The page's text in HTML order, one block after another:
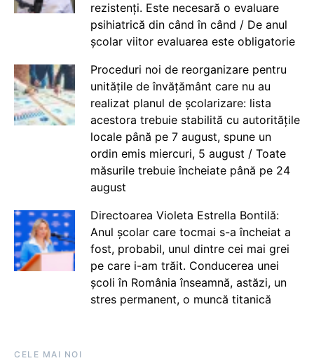
rezistenți. Este necesară o evaluare
psihiatrică din când în când / De anul
școlar viitor evaluarea este obligatorie
Proceduri noi de reorganizare pentru
unitățile de învățământ care nu au
realizat planul de școlarizare: lista
acestora trebuie stabilită cu autoritățile
locale până pe 7 august, spune un
ordin emis miercuri, 5 august / Toate
măsurile trebuie încheiate până pe 24
august
Directoarea Violeta Estrella Bontilă:
Anul școlar care tocmai s-a încheiat a
fost, probabil, unul dintre cei mai grei
pe care i-am trăit. Conducerea unei
școli în România înseamnă, astăzi, un
stres permanent, o muncă titanică
CELE MAI NOI